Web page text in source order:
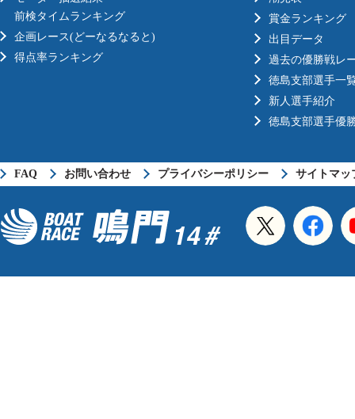
前検タイムランキング
企画レース(どーなるなると)
得点率ランキング
賞金ランキング
出目データ
過去の優勝戦レ
徳島支部選手一
新人選手紹介
徳島支部選手優
FAQ お問い合わせ プライバシーポリシー サイトマッ